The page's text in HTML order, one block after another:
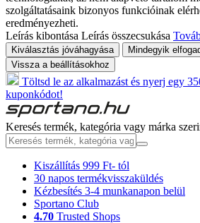
szolgáltatásaink bizonyos funkcióinak
eredményezheti.
Leírás kibontása Leírás összecsukása
Kiválasztás jóváhagyása
Mindegyik
Vissza a beállításokhoz
Töltsd le az alkalmazást és nyerj egy
kuponkódot!
Keresés termék, kategória vagy márka
Kiszállítás 999 Ft- tól
30 napos termékvisszaküldés
Kézbesítés 3-4 munkanapon belül
Sportano Club
4.70 Trusted Shops